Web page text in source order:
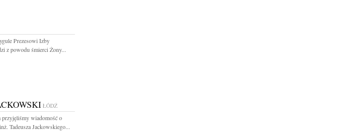
Prezesowi Izby
z powodu śmierci Żony...
ŁÓDŹ
przyjęliśmy wiadomość o
Tadeusza Jackowskiego...